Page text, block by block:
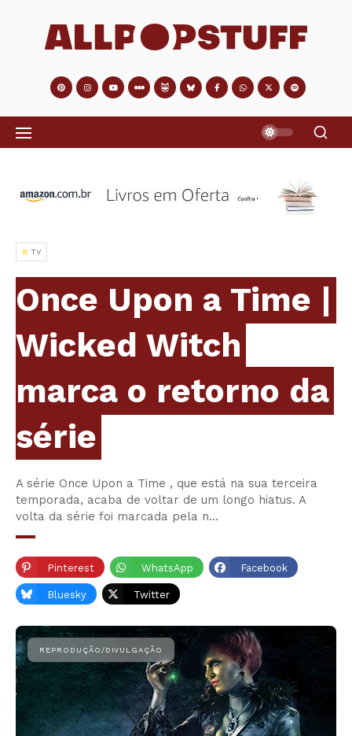
TV
Once Upon a Time |
Wicked Witch
marca o retorno da
série
A série Once Upon a Time , que está na sua terceira
temporada, acaba de voltar de um longo hiatus. A
volta da série foi marcada pela n…
Pinterest WhatsApp Facebook
Bluesky Twitter